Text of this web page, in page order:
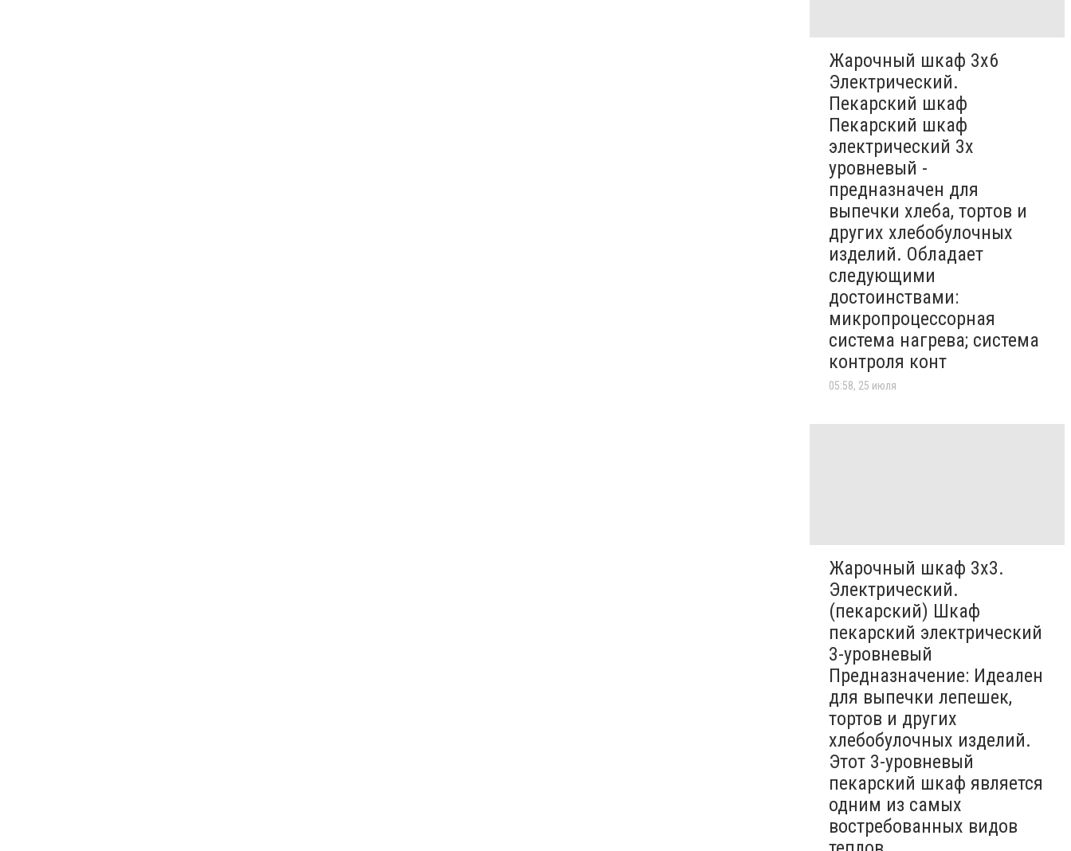
Жарочный шкаф 3х6
Электрический.
Пекарский шкаф
Пекарский шкаф
электрический 3х
уровневый -
предназначен для
выпечки хлеба, тортов и
других хлебобулочных
изделий. Обладает
следующими
достоинствами:
микропроцессорная
система нагрева; система
контроля конт
05:58, 25 июля
Жарочный шкаф 3х3.
Электрический.
(пекарский) Шкаф
пекарский электрический
3-уровневый
Предназначение: Идеален
для выпечки лепешек,
тортов и других
хлебобулочных изделий.
Этот 3-уровневый
пекарский шкаф является
одним из самых
востребованных видов